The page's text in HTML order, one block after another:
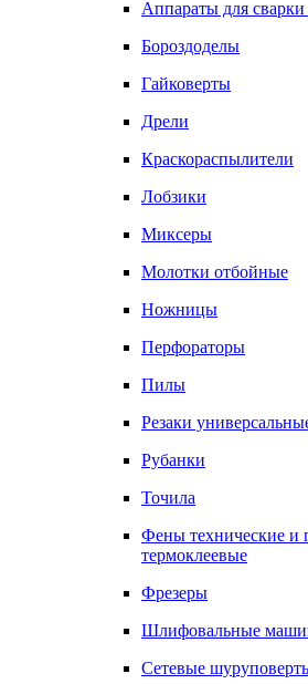
Аппараты для
Бороздоделы
Гайковерты
Дрели
Краскораспылители
Лобзики
Миксеры
Молотки отбойные
Ножницы
Перфораторы
Пилы
Резаки
Рубанки
Точила
Фены технические и
термоклеевые
Фрезеры
Шлифовальные
Сетевые